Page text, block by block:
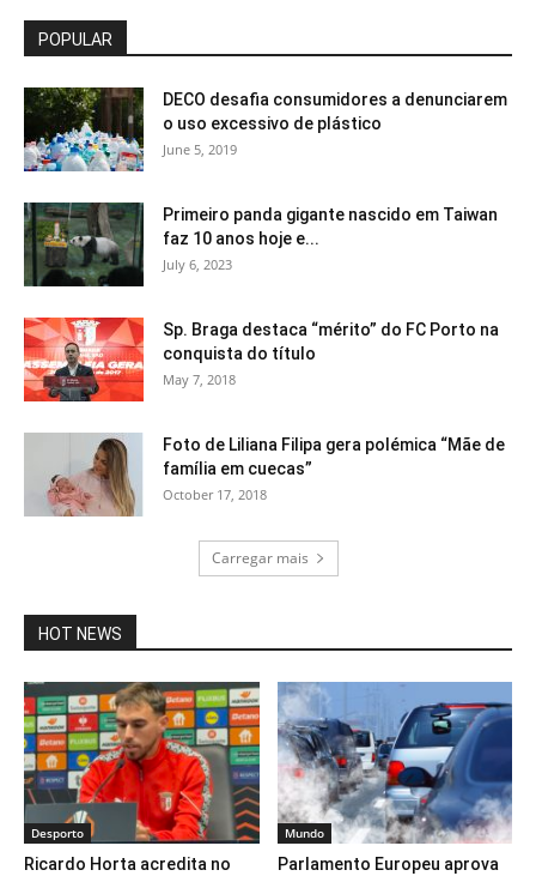
POPULAR
DECO desafia consumidores a denunciarem
o uso excessivo de plástico
June 5, 2019
Primeiro panda gigante nascido em Taiwan
faz 10 anos hoje e...
July 6, 2023
Sp. Braga destaca “mérito” do FC Porto na
conquista do título
May 7, 2018
Foto de Liliana Filipa gera polémica “Mãe de
família em cuecas”
October 17, 2018
Carregar mais
HOT NEWS
Desporto
Ricardo Horta acredita no
Mundo
Parlamento Europeu aprova